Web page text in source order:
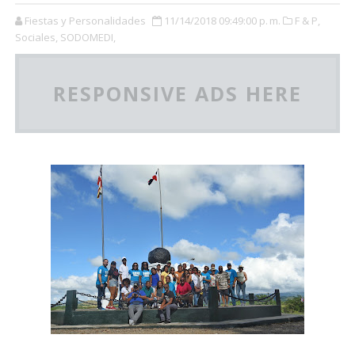
Fiestas y Personalidades 11/14/2018 09:49:00 p. m.
F & P,
Sociales, SODOMEDI,
RESPONSIVE ADS HERE